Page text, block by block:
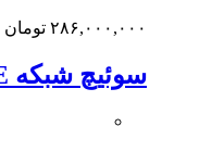
۲۸۶,۰۰۰,۰۰۰ تومان
سوئیچ شبکه C9200L-48P-4G-E